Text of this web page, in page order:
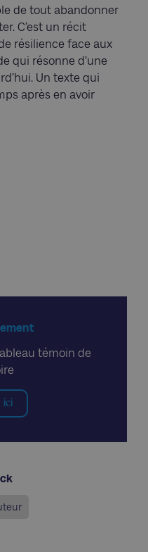
de tout abandonner
C’est un récit
résilience face aux
qui résonne d’une
Un texte qui
après en avoir
témoin de
ici